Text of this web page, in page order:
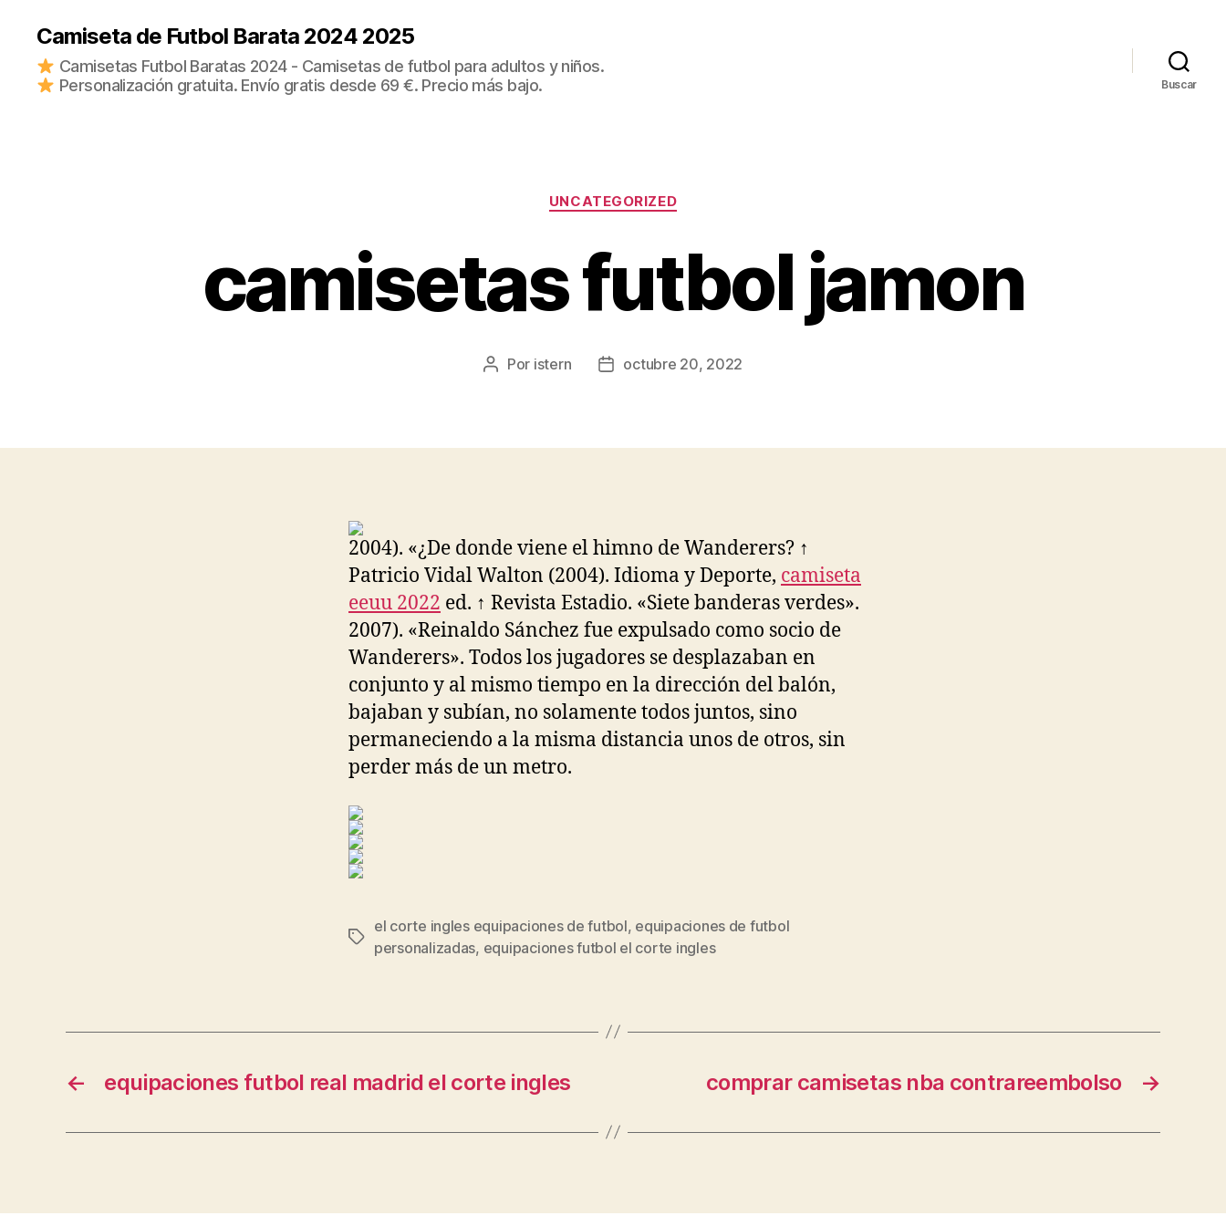
Camiseta de Futbol Barata 2024 2025
Camisetas Futbol Baratas 2024 - Camisetas de futbol para adultos y niños.
Personalización gratuita. Envío gratis desde 69 €. Precio más bajo.
Buscar
Categorías
UNCATEGORIZED
camisetas futbol jamon
Autor
Por istern
Fechaoctubre 20, 2022
2004). «¿De donde viene el himno de Wanderers? ↑
Patricio Vidal Walton (2004). Idioma y Deporte, camiseta
eeuu 2022 ed. ↑ Revista Estadio. «Siete banderas verdes».
2007). «Reinaldo Sánchez fue expulsado como socio de
Wanderers». Todos los jugadores se desplazaban en
conjunto y al mismo tiempo en la dirección del balón,
bajaban y subían, no solamente todos juntos, sino
permaneciendo a la misma distancia unos de otros, sin
perder más de un metro.
Etiquetas
el corte ingles equipaciones de futbol, equipaciones de futbol
personalizadas, equipaciones futbol el corte ingles
← equipaciones futbol real madrid el corte ingles →
comprar camisetas nba contrareembolso